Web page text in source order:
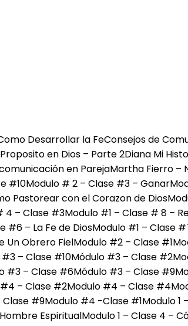
Desarrollar la FeConsejos de
en Dios – Parte 2Diana Mi
en ParejaMartha Fierro –
#10Modulo # 2 – Clase #3 – Ganar
Pastorear con el Corazon de Dios
4 – Clase #3Modulo #1 – Clase # 8 –
#6 – La Fe de DiosModulo #1 – Clase
Un Obrero FielModulo #2 – Clase #1
– Clase #10Módulo #3 – Clase #2
#3 – Clase #6Módulo #3 – Clase #9
– Clase #2Modulo #4 – Clase #4
Clase #9Modulo #4 -Clase #1Modulo 1
EspiritualModulo 1 – Clase 4 –